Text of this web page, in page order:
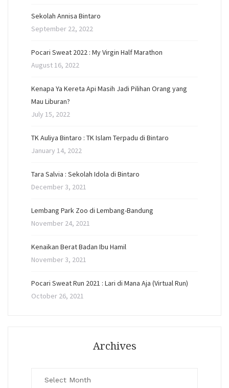
Sekolah Annisa Bintaro
September 22, 2022
Pocari Sweat 2022 : My Virgin Half Marathon
August 16, 2022
Kenapa Ya Kereta Api Masih Jadi Pilihan Orang yang
Mau Liburan?
July 15, 2022
TK Auliya Bintaro : TK Islam Terpadu di Bintaro
January 14, 2022
Tara Salvia : Sekolah Idola di Bintaro
December 3, 2021
Lembang Park Zoo di Lembang-Bandung
November 24, 2021
Kenaikan Berat Badan Ibu Hamil
November 3, 2021
Pocari Sweat Run 2021 : Lari di Mana Aja (Virtual Run)
October 26, 2021
Archives